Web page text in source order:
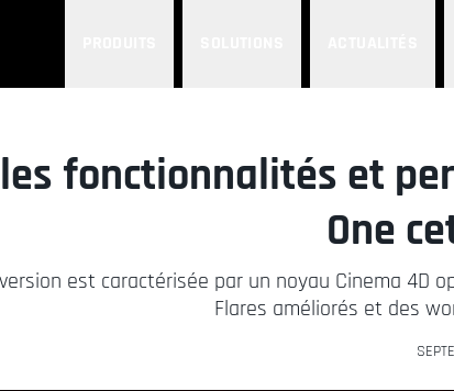
fonctionnalités et
One
est caractérisée par un noyau Cinema 4D
Flares améliorés et des